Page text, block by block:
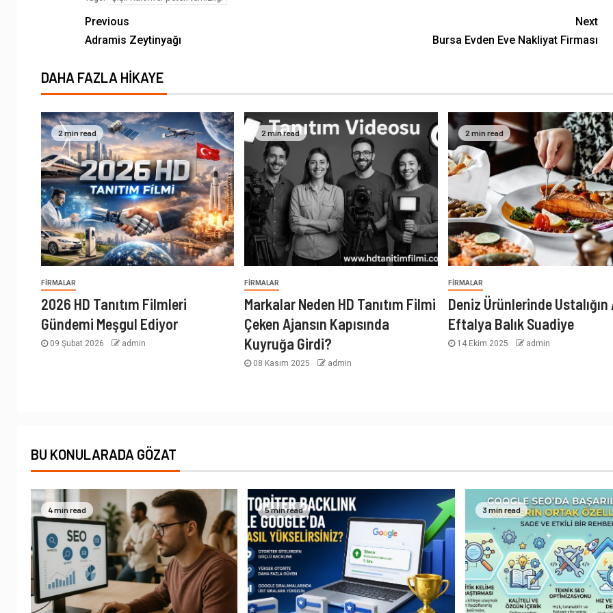
Previous
Adramis Zeytinyağı
Next
Bursa Evden Eve Nakliyat Firması
DAHA FAZLA HIKAYE
2 min read
FIRMALAR
2026 HD Tanıtım Filmleri
Gündemi Meşgul Ediyor
09 Şubat 2026 admin
2 min read
FIRMALAR
Markalar Neden HD Tanıtım Filmi
Çeken Ajansın Kapısında
Kuyruğa Girdi?
08 Kasım 2025 admin
2 min read
FIRMALAR
Deniz Ürünlerinde Ustalığın
Eftalya Balık Suadiye
14 Ekim 2025 admin
BU KONULARADA GÖZAT
4 min read 5 min read 3 min read